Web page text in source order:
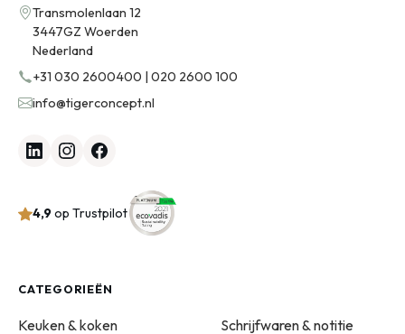
Transmolenlaan 12
3447GZ Woerden
Nederland
+31 030 2600400 | 020 2600 100
info@tigerconcept.nl
4,9op Trustpilot
CATEGORIEËN
Keuken & koken
Schrijfwaren & notitie